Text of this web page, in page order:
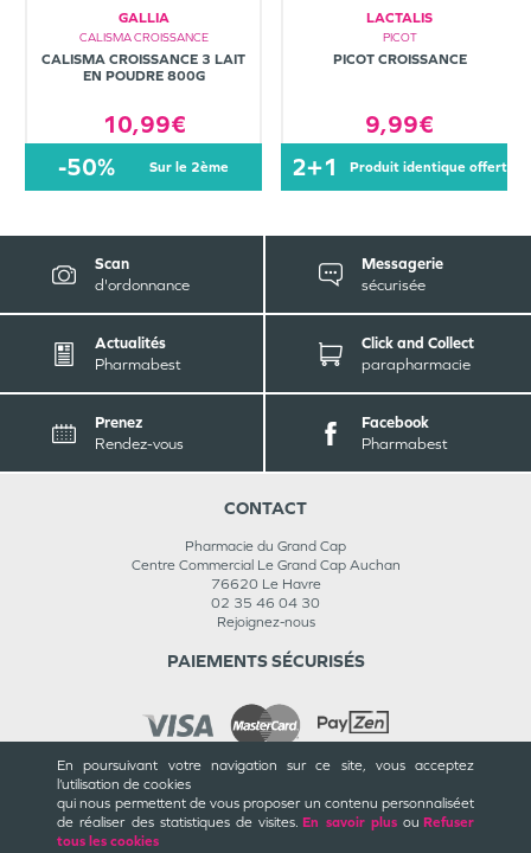
En poursuivant votre navigation sur ce site, vous acceptez
l’utilisation de cookies
qui nous permettent de vous proposer un contenu personnaliséet
de réaliser des statistiques de visites. En savoir plusou Refuser
tous les cookies
GALLIA
CALISMA CROISSANCE
CALISMA CROISSANCE 3 LAIT
EN POUDRE 800G
10,99€
-50% sur le 2ème
LACTALIS
PICOT
PICOT CROISSANCE
9,99€
2+1 produit identique offert
Scan
d'ordonnance
Messagerie
sécurisée
Actualités
Pharmabest
Click and Collect
parapharmacie
Prenez
Rendez-vous
Facebook
Pharmabest
CONTACT
Pharmacie du Grand Cap
Centre Commercial Le Grand Cap Auchan
76620 Le Havre
02 35 46 04 30
Rejoignez-nous
CGU / CGV
PAIEMENTS SÉCURISÉS